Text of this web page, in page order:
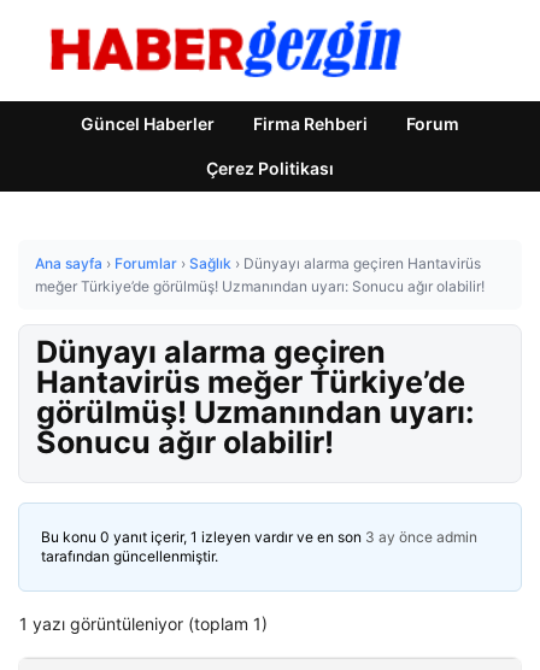
Güncel Haberler Firma Rehberi Forum
Çerez Politikası
Ana sayfa › Forumlar › Sağlık › Dünyayı alarma geçiren Hantavirüs
meğer Türkiye’de görülmüş! Uzmanından uyarı: Sonucu ağır olabilir!
Dünyayı alarma geçiren
Hantavirüs meğer Türkiye’de
görülmüş! Uzmanından uyarı:
Sonucu ağır olabilir!
Bu konu 0 yanıt içerir, 1 izleyen vardır ve en son 3 ay önce admin
tarafından güncellenmiştir.
1 yazı görüntüleniyor (toplam 1)